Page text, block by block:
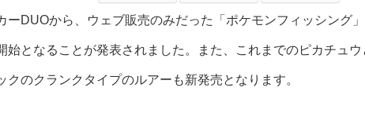
ーDUOから、ウェブ販売のみだった「ポケモンフィッシング
始となることが発表されました。また、これまでのピカチュ
クのクランクタイプのルアーも新発売となります。